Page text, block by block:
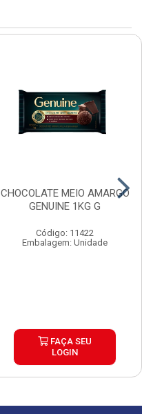
CHOCOLATE MEIO AMARGO
GENUINE 1KG G
Código: 11422
Embalagem: Unidade
FAÇA SEU
LOGIN